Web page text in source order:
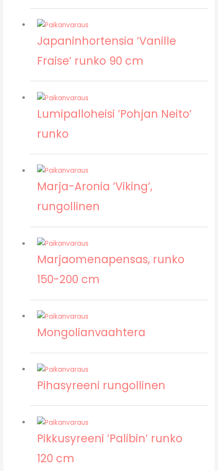
Japaninhortensia ’Vanille
Fraise’ runko 90 cm
Lumipalloheisi ’Pohjan Neito’
runko
Marja-Aronia ’Viking’,
rungollinen
Marjaomenapensas, runko
150-200 cm
Mongolianvaahtera
Pihasyreeni rungollinen
Pikkusyreeni ’Palibin’ runko
120 cm